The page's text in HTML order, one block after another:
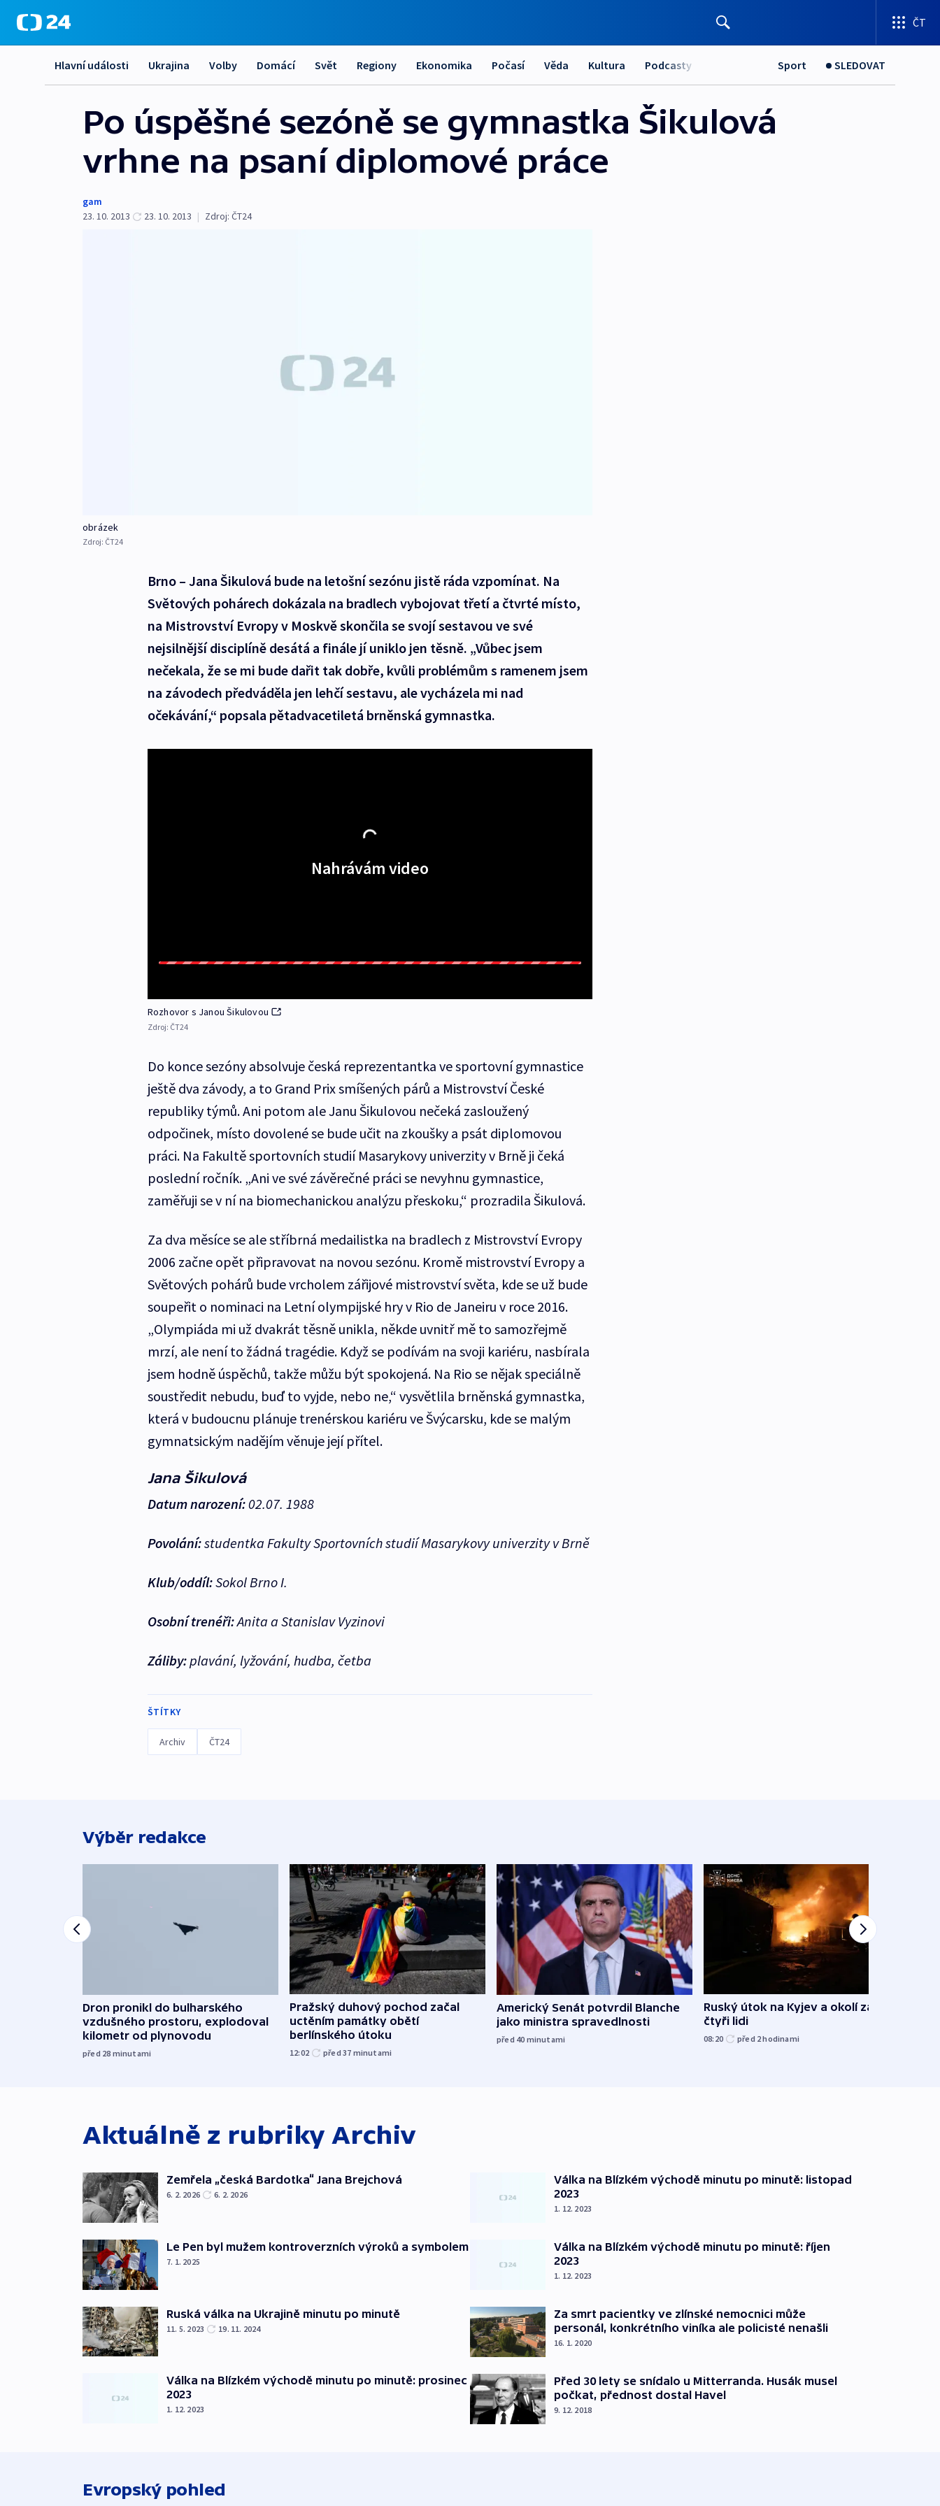
ČT
Hlavní události Ukrajina Volby Domácí Svět Regiony Ekonomika Počasí Věda Kultura Podcasty Sport SLEDOVAT
Po úspěšné sezóně se gymnastka Šikulová
vrhne na psaní diplomové práce
gam
23. 10. 2013
23. 10. 2013 | Zdroj: ČT24
obrázek
Zdroj: ČT24
Brno – Jana Šikulová bude na letošní sezónu jistě ráda vzpomínat. Na
Světových pohárech dokázala na bradlech vybojovat třetí a čtvrté místo,
na Mistrovství Evropy v Moskvě skončila se svojí sestavou ve své
nejsilnější disciplíně desátá a finále jí uniklo jen těsně. „Vůbec jsem
nečekala, že se mi bude dařit tak dobře, kvůli problémům s ramenem jsem
na závodech předváděla jen lehčí sestavu, ale vycházela mi nad
očekávání,“ popsala pětadvacetiletá brněnská gymnastka.
Nahrávám video
Rozhovor s Janou Šikulovou
Zdroj: ČT24
Do konce sezóny absolvuje česká reprezentantka ve sportovní gymnastice
ještě dva závody, a to Grand Prix smíšených párů a Mistrovství České
republiky týmů. Ani potom ale Janu Šikulovou nečeká zasloužený
odpočinek, místo dovolené se bude učit na zkoušky a psát diplomovou
práci. Na Fakultě sportovních studií Masarykovy univerzity v Brně ji čeká
poslední ročník. „Ani ve své závěrečné práci se nevyhnu gymnastice,
zaměřuji se v ní na biomechanickou analýzu přeskoku,“ prozradila Šikulová.
Za dva měsíce se ale stříbrná medailistka na bradlech z Mistrovství Evropy
2006 začne opět připravovat na novou sezónu. Kromě mistrovství Evropy a
Světových pohárů bude vrcholem zářijové mistrovství světa, kde se už bude
soupeřit o nominaci na Letní olympijské hry v Rio de Janeiru v roce 2016.
„Olympiáda mi už dvakrát těsně unikla, někde uvnitř mě to samozřejmě
mrzí, ale není to žádná tragédie. Když se podívám na svoji kariéru, nasbírala
jsem hodně úspěchů, takže můžu být spokojená. Na Rio se nějak speciálně
soustředit nebudu, buď to vyjde, nebo ne,“ vysvětlila brněnská gymnastka,
která v budoucnu plánuje trenérskou kariéru ve Švýcarsku, kde se malým
gymnatsickým nadějím věnuje její přítel.
Jana Šikulová
Datum narození:02.07. 1988
Povolání:studentka Fakulty Sportovních studií Masarykovy univerzity v Brně
Klub/oddíl:Sokol Brno I.
Osobní trenéři:Anita a Stanislav Vyzinovi
Záliby:plavání, lyžování, hudba, četba
ŠTÍTKY
Archiv ČT24
Výběr redakce
Dron pronikl do bulharského
vzdušného prostoru, explodoval
kilometr od plynovodu
před 28 minutami
Pražský duhový pochod začal
uctěním památky obětí
berlínského útoku
12:02 před 37 minutami
Americký Senát potvrdil Blanche
jako ministra spravedlnosti
před 40 minutami
Ruský útok na Kyjev a okolí zabil
čtyři lidi
08:20 před 2hodinami
Aktuálně z rubriky Archiv
Zemřela „česká Bardotka“ Jana Brejchová
6. 2. 2026 6. 2. 2026
Le Pen byl mužem kontroverzních výroků a symbolem
7. 1. 2025
Ruská válka na Ukrajině minutu po minutě
11. 5. 2023 19. 11. 2024
Válka na Blízkém východě minutu po minutě: prosinec
2023
1. 12. 2023
Válka na Blízkém východě minutu po minutě: listopad
2023
1. 12. 2023
Válka na Blízkém východě minutu po minutě: říjen
2023
1. 12. 2023
Za smrt pacientky ve zlínské nemocnici může
personál, konkrétního viníka ale policisté nenašli
16. 1. 2020
Před 30 lety se snídalo u Mitterranda. Husák musel
počkat, přednost dostal Havel
9. 12. 2018
Evropský pohled